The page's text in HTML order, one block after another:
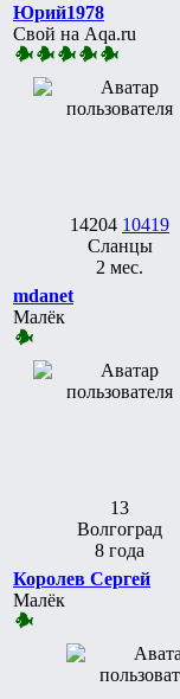
Юрий1978
Свой на Aqa.ru
14204 10419
Сланцы
2 мес.
mdanet
Малёк
13
Волгоград
8 года
Королев Сергей
Малёк